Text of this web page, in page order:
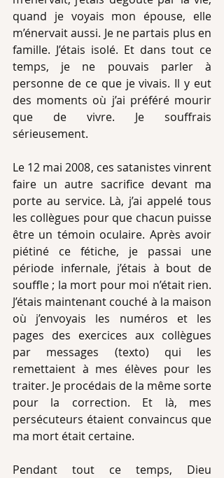
quand je voyais mon épouse, elle
m’énervait aussi. Je ne partais plus en
famille. J’étais isolé. Et dans tout ce
temps, je ne pouvais parler à
personne de ce que je vivais. Il y eut
des moments où j’ai préféré mourir
que de vivre. Je souffrais
sérieusement.
Le 12 mai 2008, ces satanistes vinrent
faire un autre sacrifice devant ma
porte au service. Là, j’ai appelé tous
les collègues pour que chacun puisse
être un témoin oculaire. Après avoir
piétiné ce fétiche, je passai une
période infernale, j’étais à bout de
souffle ; la mort pour moi n’était rien.
J’étais maintenant couché à la maison
où j’envoyais les numéros et les
pages des exercices aux collègues
par messages (texto) qui les
remettaient à mes élèves pour les
traiter. Je procédais de la même sorte
pour la correction. Et là, mes
persécuteurs étaient convaincus que
ma mort était certaine.
Pendant tout ce temps, Dieu